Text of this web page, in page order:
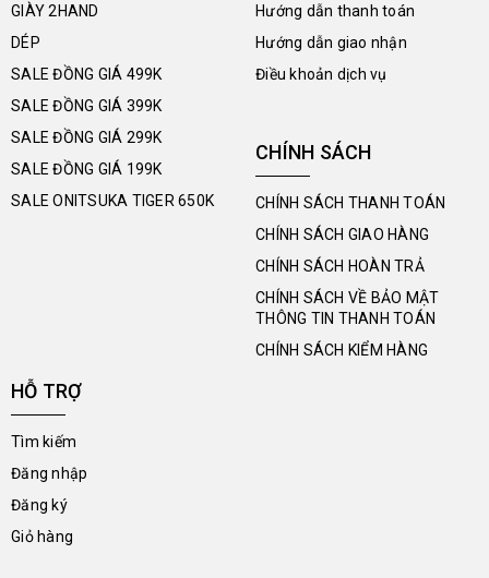
GIÀY 2HAND
DÉP
SALE ĐỒNG GIÁ 499K
SALE ĐỒNG GIÁ 399K
SALE ĐỒNG GIÁ 299K
SALE ĐỒNG GIÁ 199K
SALE ONITSUKA TIGER 650K
Hướng dẫn thanh toán
Hướng dẫn giao nhận
Điều khoản dịch vụ
CHÍNH SÁCH
CHÍNH SÁCH THANH TOÁN
CHÍNH SÁCH GIAO HÀNG
CHÍNH SÁCH HOÀN TRẢ
CHÍNH SÁCH VỀ BẢO MẬT
THÔNG TIN THANH TOÁN
CHÍNH SÁCH KIỂM HÀNG
HỖ TRỢ
Tìm kiếm
Đăng nhập
Đăng ký
Giỏ hàng